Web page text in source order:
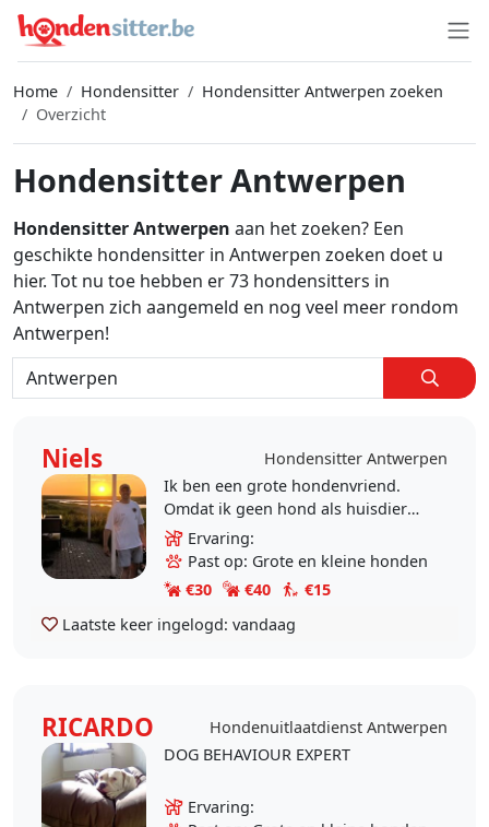
Home Hondensitter
Hondensitter Antwerpen zoeken
Overzicht
Hondensitter Antwerpen
Hondensitter Antwerpen aan het zoeken? Een
geschikte hondensitter in Antwerpen zoeken doet u
hier. Tot nu toe hebben er 73 hondensitters in
Antwerpen zich aangemeld en nog veel meer rondom
Antwerpen!
Niels
Hondensitter Antwerpen
Ik ben een grote hondenvriend.
Omdat ik geen hond als huisdier
mag nemen, geef ik jouw hond de
liefde die het verdient! Ik wil vooral
een leuke tijd..
Ervaring:
Past op: Grote en kleine honden
€30
€40
€15
Laatste keer ingelogd: vandaag
RICARDO Hondenuitlaatdienst Antwerpen
DOG BEHAVIOUR EXPERT
Ervaring: